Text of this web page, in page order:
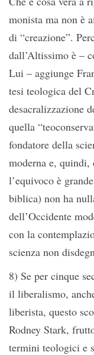
monista ma non è
di “creazione”.
dall’Altissimo è –
Lui – aggiunge
tesi teologica del
desacralizzazione
quella
fondatore della
moderna e, quindi,
l’equivoco è
biblica) non ha
dell’Occidente
con la
scienza non
8) Se per cinque
il liberalismo,
liberista, questo
Rodney Stark,
termini teologici e